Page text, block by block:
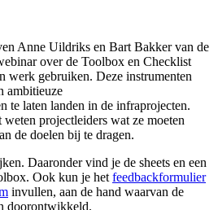
Anne Uildriks en Bart Bakker van de
over de Toolbox en Checklist
werk gebruiken. Deze instrumenten
ambitieuze
te laten landen in de infraprojecten.
projectleiders wat ze moeten
de doelen bij te dragen.
Daaronder vind je de sheets en een
Ook kun je het feedbackformulier
invullen, aan de hand waarvan de
doorontwikkeld.